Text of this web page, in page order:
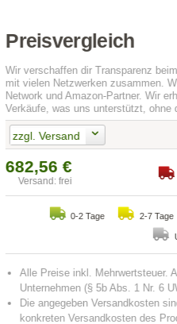
Preisvergleich
Wir verschaffen dir Transparenz
mit vielen Netzwerken zusammen.
Network und Amazon-Partner. Wir
Verkäufe, was uns unterstützt, ohne
zzgl. Versand
682,56 €
Versand: frei
0-2 Tage 2-7 Tage